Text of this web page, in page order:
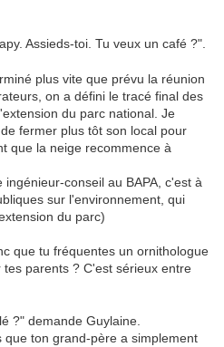
Assieds-toi. Tu veux un café ?".
plus vite que prévu la réunion
on a défini le tracé final des
du parc national. Je
fermer plus tôt son local pour
que la neige recommence à
conseil au BAPA, c'est à
sur l'environnement, qui
du parc)
que tu fréquentes un ornithologue
parents ? C'est sérieux entre
?" demande Guylaine.
ton grand-père a simplement